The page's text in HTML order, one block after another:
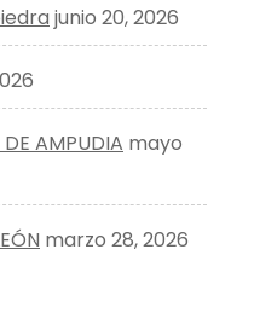
junio 20, 2026
AMPUDIA mayo
marzo 28, 2026